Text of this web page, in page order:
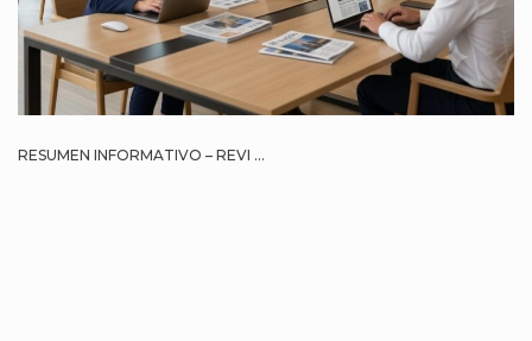
RESUMEN INFORMATIVO – REVI ...